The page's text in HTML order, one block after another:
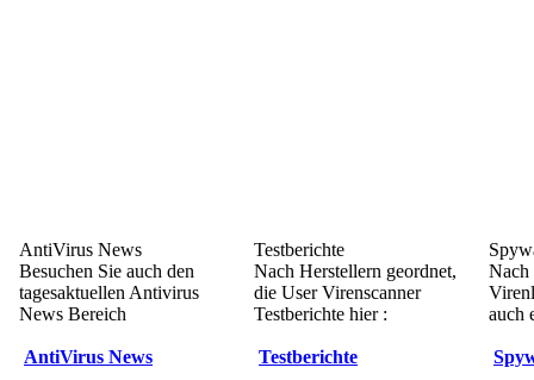
AntiVirus News
Besuchen Sie auch den
tagesaktuellen Antivirus
News Bereich
AntiVirus News
Testberichte
Nach Herstellern geordnet,
die User Virenscanner
Testberichte hier :
Testberichte
Nach
auch